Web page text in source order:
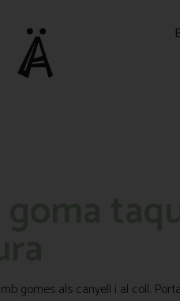
gomes als canyell i al coll.